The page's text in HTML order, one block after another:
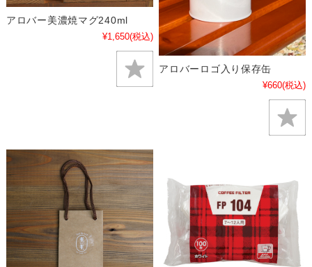
アロバー美濃焼マグ240ml
¥1,650(税込)
アロバーロゴ入り保存缶
¥660(税込)